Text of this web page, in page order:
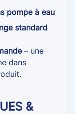
pompe à eau
standard
– une
dans
&